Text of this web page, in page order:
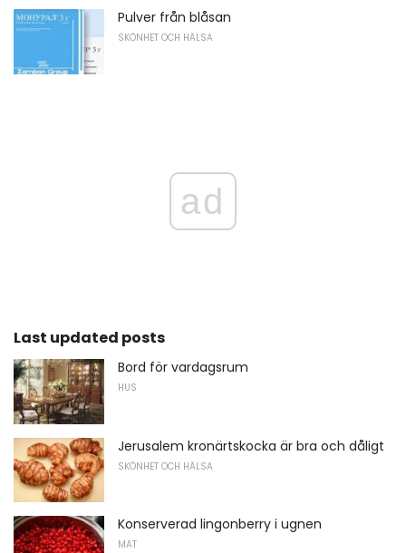
Pulver från blåsan
SKÖNHET OCH HÄLSA
ad
Last updated posts
Bord för vardagsrum
HUS
Jerusalem kronärtskocka är bra och dåligt
SKÖNHET OCH HÄLSA
Konserverad lingonberry i ugnen
MAT